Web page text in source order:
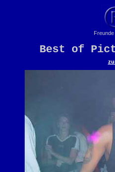
Best of